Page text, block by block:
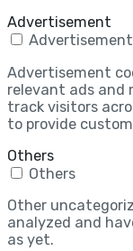
Advertisement
Advertisement
Advertisement
relevant ads and
track visitors
to provide
Others
Others
Other
analyzed and
as yet.